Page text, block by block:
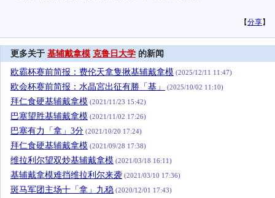
【分享】
更多关于 基辅戴拿模 克鲁日大学 的新闻
欧霸杯赛前简报：费伦天拿隻揪基辅戴拿模 (2025/12/11 11:47)
欧会杯赛前简报：水晶宮出征有勝「基」 (2025/10/02 11:10)
拜仁食硬基辅戴拿模 (2021/11/23 15:42)
巴塞望胜基辅戴拿模 (2021/11/02 17:26)
巴塞有力「拿」3分 (2021/10/20 17:24)
拜仁食硬基辅戴拿模 (2021/09/28 17:38)
维拉利尔望双炒基辅戴拿模 (2021/03/18 16:11)
基辅戴拿模难挡维拉利尔来袭 (2021/03/10 17:36)
斑马军团主场十「拿」九稳 (2020/12/01 17:43)